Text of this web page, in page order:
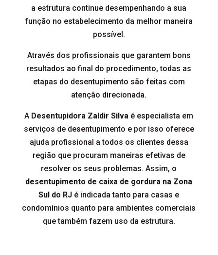
a estrutura continue desempenhando a sua
função no estabelecimento da melhor maneira
possível.
Através dos profissionais que garantem bons
resultados ao final do procedimento, todas as
etapas do desentupimento são feitas com
atenção direcionada.
A Desentupidora Zaldir Silva é especialista em
serviços de desentupimento e por isso oferece
ajuda profissional a todos os clientes dessa
região que procuram maneiras efetivas de
resolver os seus problemas. Assim, o
desentupimento de caixa de gordura na Zona
Sul do RJ é indicada tanto para casas e
condomínios quanto para ambientes comerciais
que também fazem uso da estrutura.